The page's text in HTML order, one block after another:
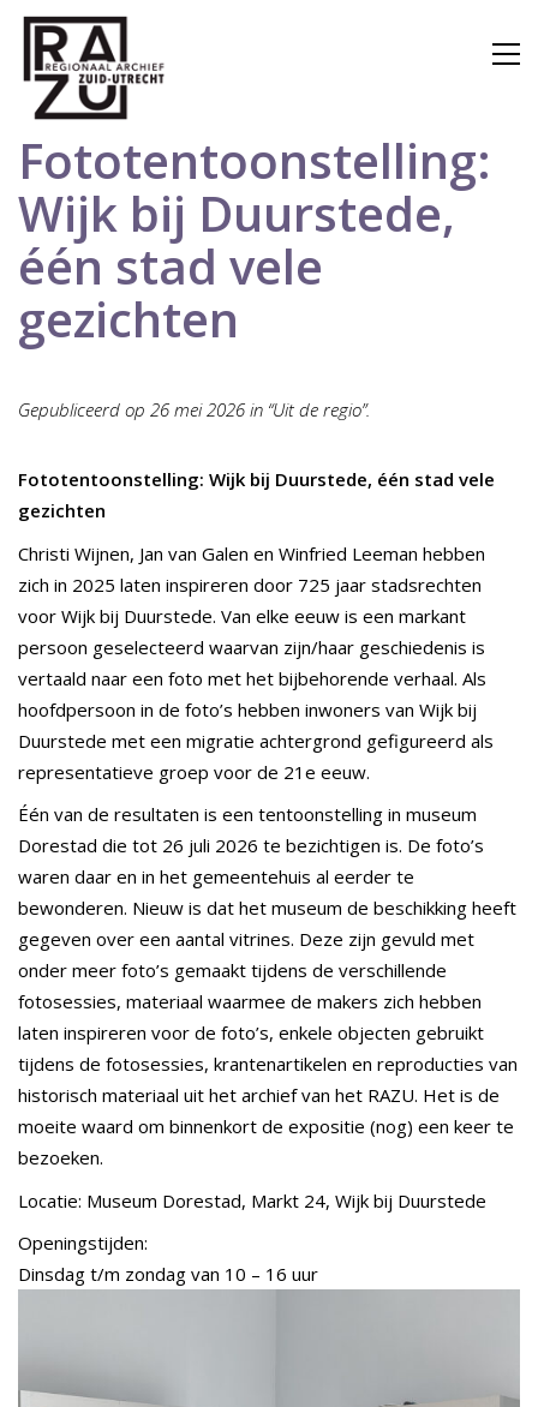
Fototentoonstelling:
Wijk bij Duurstede,
één stad vele
gezichten
Gepubliceerd op 26 mei 2026 in “Uit de regio”.
Fototentoonstelling: Wijk bij Duurstede, één stad vele
gezichten
Christi Wijnen, Jan van Galen en Winfried Leeman hebben
zich in 2025 laten inspireren door 725 jaar stadsrechten
voor Wijk bij Duurstede. Van elke eeuw is een markant
persoon geselecteerd waarvan zijn/haar geschiedenis is
vertaald naar een foto met het bijbehorende verhaal. Als
hoofdpersoon in de foto’s hebben inwoners van Wijk bij
Duurstede met een migratie achtergrond gefigureerd als
representatieve groep voor de 21e eeuw.
Één van de resultaten is een tentoonstelling in museum
Dorestad die tot 26 juli 2026 te bezichtigen is. De foto’s
waren daar en in het gemeentehuis al eerder te
bewonderen. Nieuw is dat het museum de beschikking heeft
gegeven over een aantal vitrines. Deze zijn gevuld met
onder meer foto’s gemaakt tijdens de verschillende
fotosessies, materiaal waarmee de makers zich hebben
laten inspireren voor de foto’s, enkele objecten gebruikt
tijdens de fotosessies, krantenartikelen en reproducties van
historisch materiaal uit het archief van het RAZU. Het is de
moeite waard om binnenkort de expositie (nog) een keer te
bezoeken.
Locatie: Museum Dorestad, Markt 24, Wijk bij Duurstede
Openingstijden:
Dinsdag t/m zondag van 10 – 16 uur